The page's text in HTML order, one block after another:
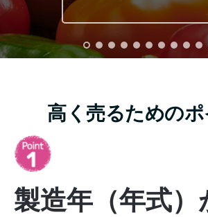
高く売るためのポ
製造年（年式）